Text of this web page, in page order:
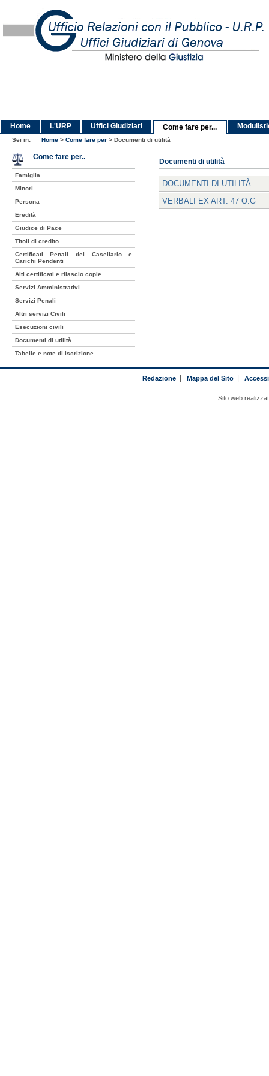
Home L'URP Uffici Giudiziari Come fare per...
Sei in: Home > Come fare per > Documenti di utilità
Documenti di utilità
DOCUMENTI DI UTILITÀ
VERBALI EX ART. 47 O.G
Come fare per..
Famiglia
Minori
Persona
Eredità
Giudice di Pace
Titoli di credito
Certificati Penali del Casellario e
Carichi Pendenti
Alti certificati e rilascio copie
Servizi Amministrativi
Servizi Penali
Altri servizi Civili
Esecuzioni civili
Documenti di utilità
Tabelle e note di iscrizione
Redazione| Mappa del Sito|
Sito web